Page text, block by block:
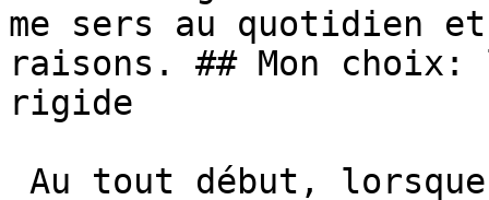
me sers au quotidien
raisons. ## Mon
rigide